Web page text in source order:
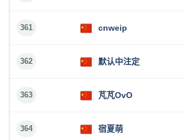
361 cnweip
362 默认中注定
363 芃芃OvO
364 宿夏萌